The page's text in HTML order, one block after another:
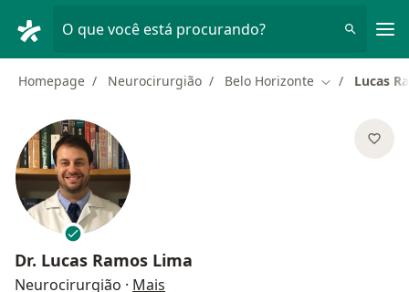
O que você está procurando?
Homepage Neurocirurgião Belo Horizonte Mudar de
Lucas
Dr. Lucas Ramos Lima
Neurocirurgião · Mais